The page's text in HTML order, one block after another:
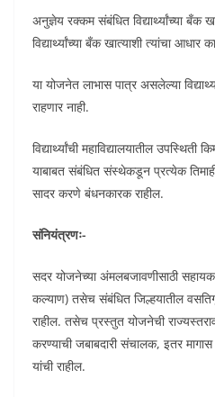
अनुज्ञेय रक्कम संबंधित विद्यार्थ्यांच्या बँक
विद्यार्थ्यांच्या बँक खात्याशी त्यांचा
या योजनेत लाभास पात्र असलेल्या
राहणार नाही.
विद्यार्थ्यांची महाविद्यालयातील
याबाबत संबंधित संस्थेकडून प्रत्येक
सादर करणे बंधनकारक राहील.
संनियंत्रणः-
सदर योजनेच्या अंमलबजावणीसाठी
कल्याण) तसेच संबंधित जिल्हयातील
राहील. तसेच प्रस्तुत योजनेची
करण्याची जबाबदारी संचालक, इतर
यांची राहील.